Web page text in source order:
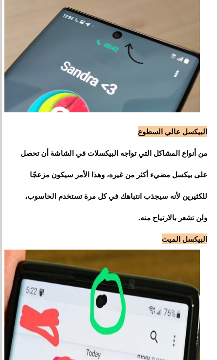
البيكسل عالي السطوع
من أنواع المشاكل التي تواجه البيكسلات في الشاشة أن تحصل
على بيكسل مضيء أكثر من غيره، وهذا الأمر سيكون مزعجًا
للكثيرين لأنه سيجذب انتباهك في كل مرة تستخدم الحاسوب،
ولن تشعر بالارتياح منه.
البيكسل الميت